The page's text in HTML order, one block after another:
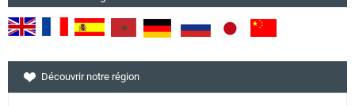
Découvrir notre région